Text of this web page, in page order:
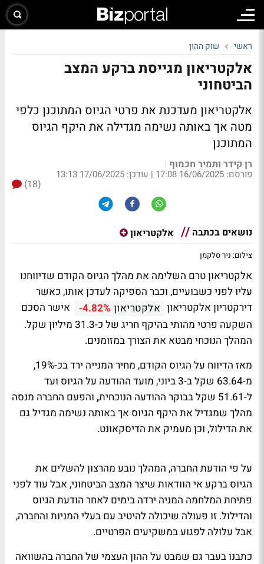
ראשי שוק ההון
אלקטריאון מגייסת ברקע המצב
הביטחוני
אלקטריאון מעדכנת את פרטי הגיוס המתוכנן כלפי
מטה אך באותה נשימה מגדילה את היקף הגיוס
המתוכנן
רן קידר ותמיר חכמוף |
פורסם: 16/06/2025 17:08 | עודכן: 17/06/2025 13:13
(18)
נושאים בכתבה אלקטריאון
צילום: ניר סלקמן
אלקטריאון טרם השלימה את מהלך הגיוס הקודם שדיווחנו
עליו לפני כשבועיים, וכבר הספיקה לעדכן אותו, כאשר
דירקטריון אלקטריאון אלקטריאון -4.82%
אישר הסכם
השקעה פרטי מהותי בהיקף חריג של כ-31.3 מיליון שקל.
המהלך הנוכחי מבטא את הצורך במזומנים.
מאז הדיווח על הגיוס הקודם, מחיר המנייה ירד בכ-19%,
מ-63.64 שקל ב-3 ביוני, מועד ההודעה על הגיוס ועד
ל-51.61 שקל בבוקר ההודעה הנוכחית
, והפעם החברה מנסה
מהלך שמגדיל את היקף הגיוס אך באותה נשימה מגדיל גם
את הדילול, וכן מעמיק את הדיסקאונט.
על פי הודעת החברה, המהלך נובע מהרצון להשלים את
הגיוס ברקע אי הוודאות שיצר המצב הביטחוני, אבל עוד לפני
פתיחת המלחמה המניה ירדה בימים לאחר הודעת הגיוס
והדילול. זו פעולה שיכולה להיטיב עם בעלי המניות והחברה,
אבל עלולה לפגוע במשקיעים הפרטיים.
כתבנו בעבר גם שמבט על ההון העצמי של החברה בהשוואה